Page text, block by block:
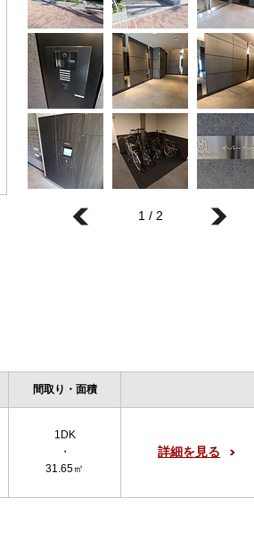
1 / 2
間取り・面積
1DK
・
31.65㎡
詳細を見る